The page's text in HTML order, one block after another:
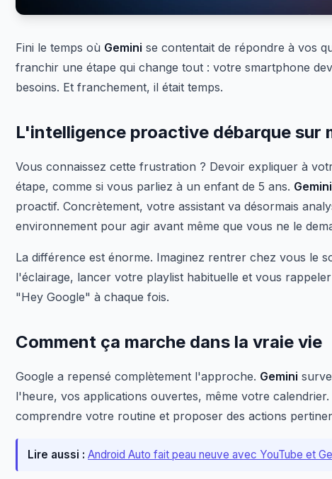
Fini le temps où Gemini se contentait de répondre à vos
franchir une étape qui change tout : votre smartphone
besoins. Et franchement, il était temps.
L'intelligence proactive débarque sur
Vous connaissez cette frustration ? Devoir expliquer à
étape, comme si vous parliez à un enfant de 5 ans. Gemini
proactif. Concrètement, votre assistant va désormais
environnement pour agir avant même que vous ne le
La différence est énorme. Imaginez rentrer chez vous le
l'éclairage, lancer votre playlist habituelle et vous
"Hey Google" à chaque fois.
Comment ça marche dans la vraie vie
Google a repensé complètement l'approche. Gemini
l'heure, vos applications ouvertes, même votre
comprendre votre routine et proposer des actions
Lire aussi : Android Auto fait peau neuve avec YouTube et